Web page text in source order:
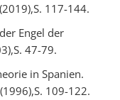
117-144.
Engel der
47-79.
in Spanien.
109-122.